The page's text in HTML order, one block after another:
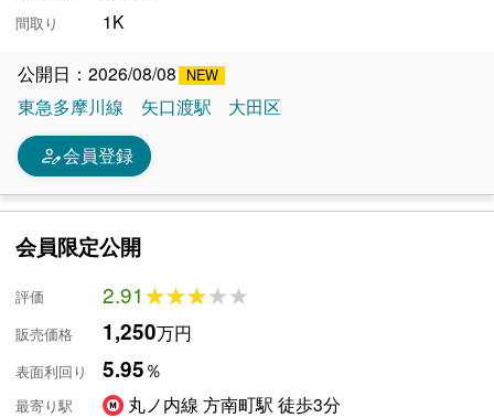
間取り 1K
公開日：2026/08/08
東急多摩川線
矢口渡駅 大田区
person_edit会員登録
会員限定公開
評価 2.91★★★★★
★★★★★
販売価格 1,250万円
表面利回り 5.95％
最寄り駅 丸ノ内線 方南町駅 徒歩3分